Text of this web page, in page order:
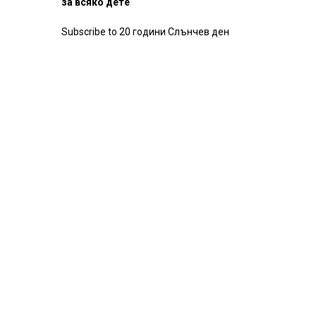
за всяко дете
Subscribe to 20 години Слънчев ден